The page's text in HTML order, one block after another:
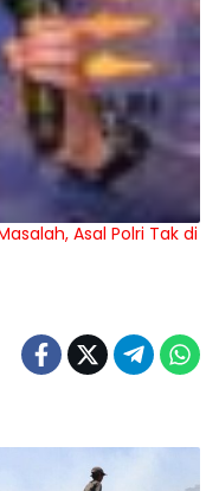
Asal Polri Tak di